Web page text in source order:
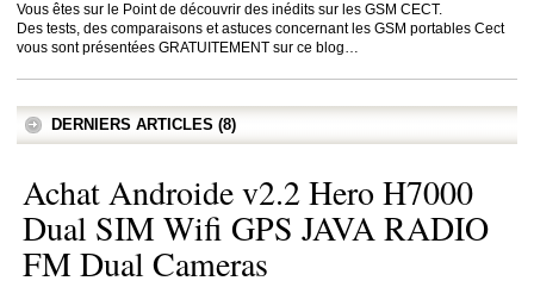
Vous êtes sur le Point de découvrir des inédits sur les GSM CECT.
Des tests, des comparaisons et astuces concernant les GSM portables Cect
vous sont présentées GRATUITEMENT sur ce blog…
DERNIERS ARTICLES (8)
Achat Androide v2.2 Hero H7000
Dual SIM Wifi GPS JAVA RADIO
FM Dual Cameras